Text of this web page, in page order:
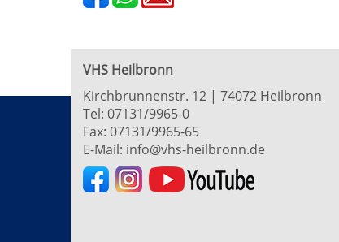
VHS Heilbronn
Kirchbrunnenstr. 12 | 74072 Heilbronn
Tel: 07131/9965-0
Fax: 07131/9965-65
E-Mail: info@vhs-heilbronn.de